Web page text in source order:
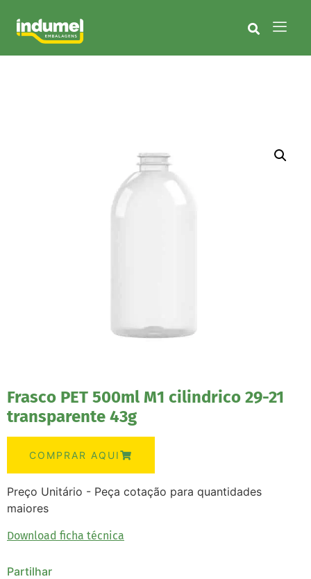
Frasco PET 500ml M1 cilindrico 29-21
transparente 43g
COMPRAR AQUI
Preço Unitário - Peça cotação para quantidades
maiores
Download ficha técnica
Partilhar